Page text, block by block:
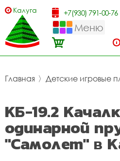
Калуга +7(930) 791-00-76
Меню
Главная 〉 Детские игровые
КБ-19.2
одинарной
"Самолет" в